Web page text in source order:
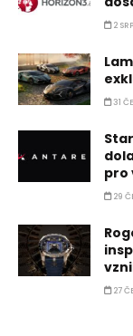
2
31
pro
29
27